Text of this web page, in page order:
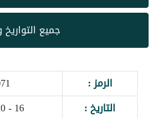
جميع
الرمز :
التاريخ :
16 - 20 اغسطس 2026